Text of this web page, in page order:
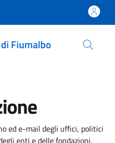
Fiumalbo
ed e-mail degli uffici, politici
enti e delle fondazioni.